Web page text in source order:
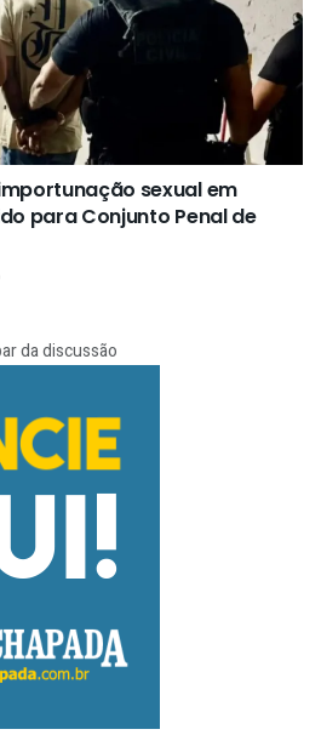
sexual em
para Conjunto Penal de
da discussão